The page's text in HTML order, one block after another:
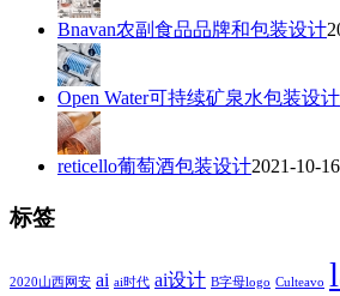
Bnavan农副食品品牌和包装设计
Open Water可持续矿泉水包装设计
reticello葡萄酒包装设计2021-10-
标签
2020山西网安 ai ai时代 ai设计 B字母logo Culteavo